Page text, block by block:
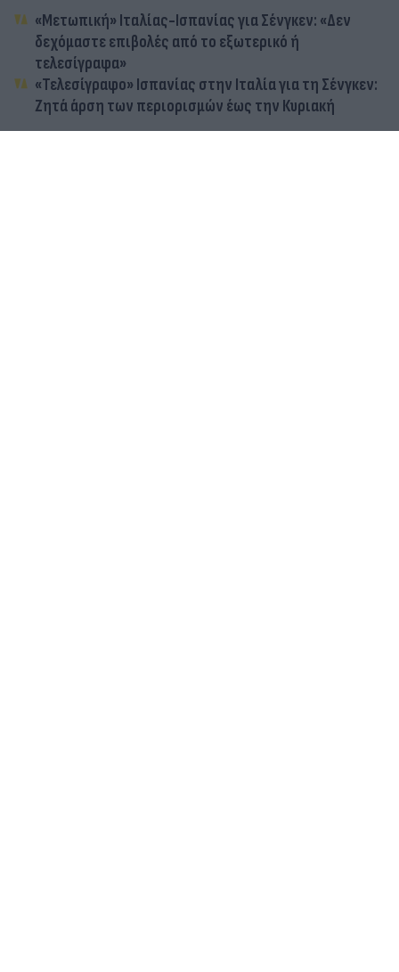
«Μετωπική» Ιταλίας-Ισπανίας για Σένγκεν: «Δεν
δεχόμαστε επιβολές από το εξωτερικό ή
τελεσίγραφα»
«Τελεσίγραφο» Ισπανίας στην Ιταλία για τη Σένγκεν:
Ζητά άρση των περιορισμών έως την Κυριακή